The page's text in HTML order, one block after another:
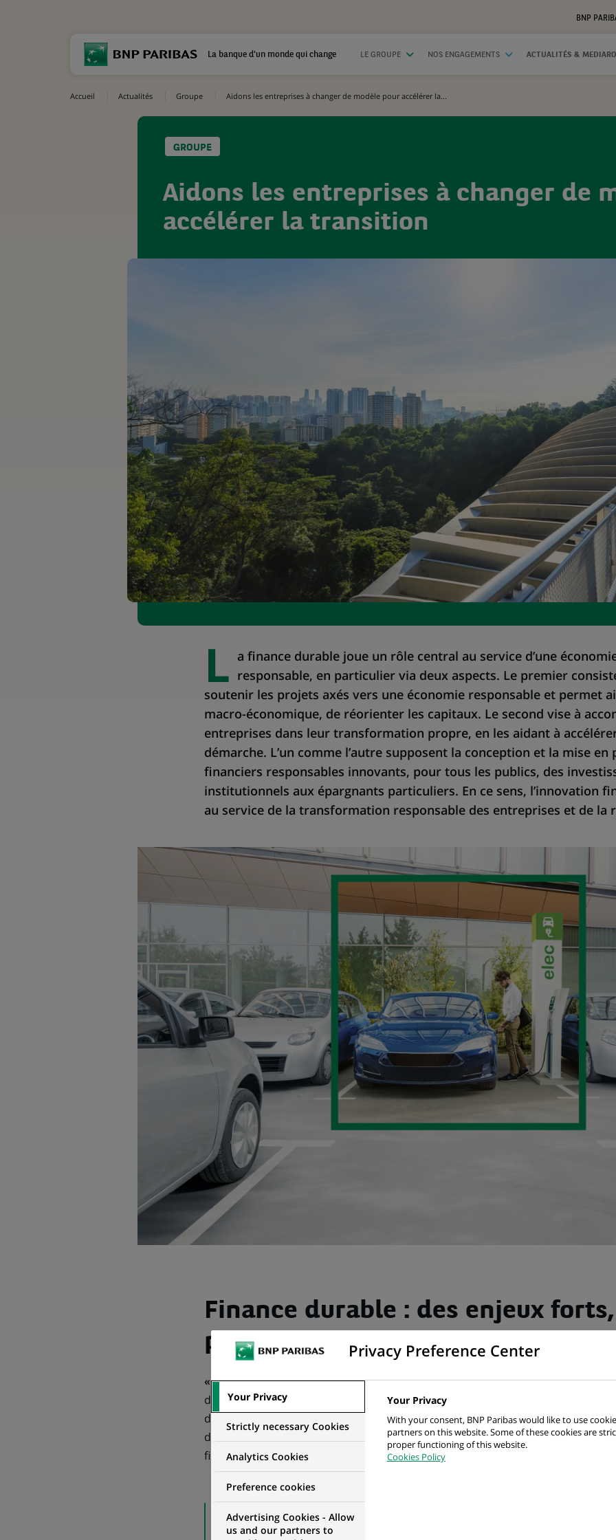
BNP
La banque d'un monde qui change LE GROUPE NOS ENGAGEMENTS ACTUALITÉS &
Accueil Actualités Groupe Aidons les entreprises à changer de modèle pour accélérer la...
GROUPE
Aidons les entreprises à changer de
accélérer la transition
L a finance durable joue un rôle central au service d’une
responsable, en particulier via deux aspects. Le premier
soutenir les projets axés vers une économie responsable et permet
macro-économique, de réorienter les capitaux. Le second vise à
entreprises dans leur transformation propre, en les aidant à
démarche. L’un comme l’autre supposent la conception et la mise en
financiers responsables innovants, pour tous les publics, des
institutionnels aux épargnants particuliers. En ce sens, l’innovation
au service de la transformation responsable des entreprises et de la
Finance durable : des enjeux
produits en plein essor
« Impact positif »: voilà sans doute le terme qui explicite le mieux la raison
durable, à savoir des mécanismes d’allocations de capitaux en faveur d’une
des acteurs engagés dans la transition et de leurs projets. Aujourd’hui,
d’économie durable est un objectif partagé aux quatre coins de la planète. Et
finance y joue un rôle moteur.
LA FINANCE A TOUJOURS EU UN RÔLE D'ACCÉLÉRATEUR
Privacy Preference Center
Your Privacy
Strictly necessary Cookies
Analytics Cookies
Preference cookies
Advertising Cookies - Allow
us and our partners to
Your Privacy
With your consent, BNP Paribas would like to use
partners on this website. Some of these cookies are
proper functioning of this website.
Cookies Policy